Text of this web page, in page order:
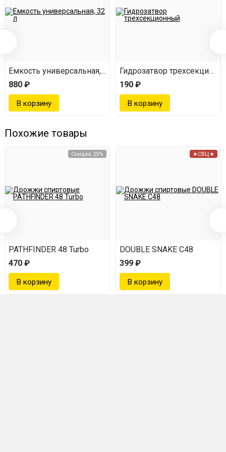
Емкость универсальная, 32 л
880 ₽
Гидрозатвор
190 ₽
Похожие товары
Скидка 25%
PATHFINDER 48 Turbo
470 ₽
★СВЦ★
DOUBLE SNAKE C48
399 ₽